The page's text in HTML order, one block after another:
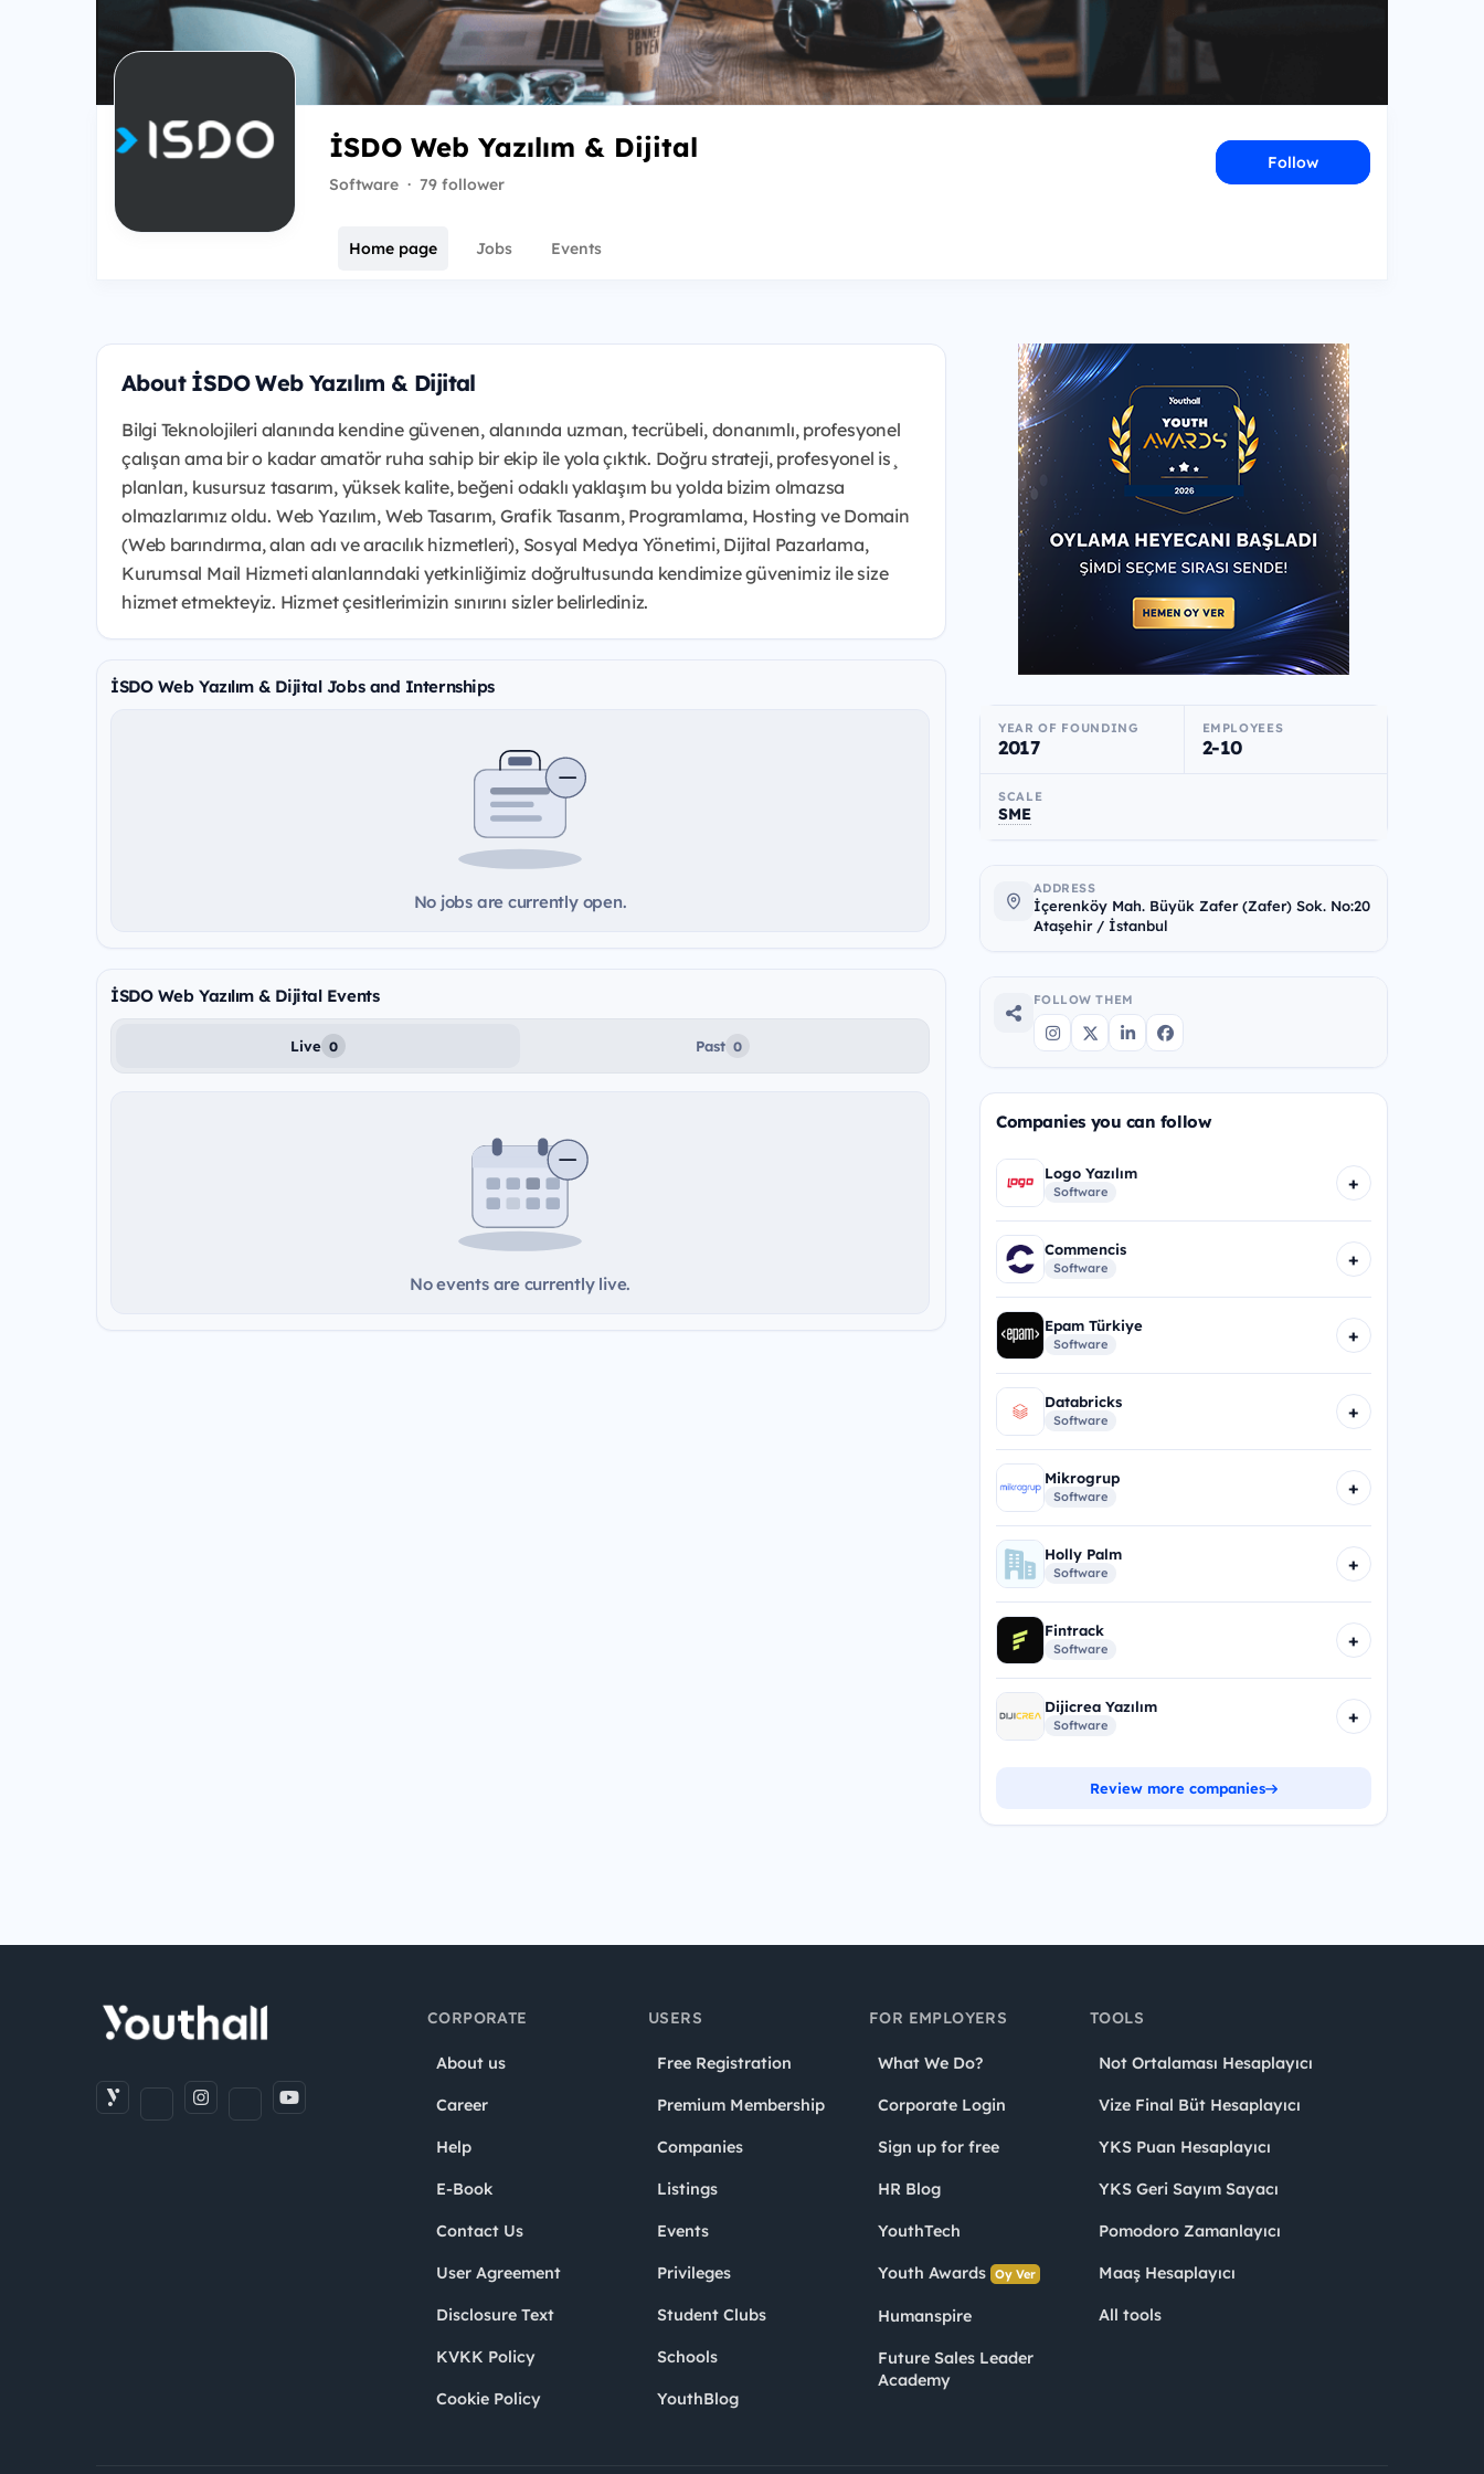
İSDO Web Yazılım & Dijital
Software · 79 follower
Follow
Home page Jobs Events
About İSDO Web Yazılım & Dijital
Bilgi Teknolojileri alanında kendine güvenen, alanında uzman, tecrübeli, donanımlı, profesyonel
çalışan ama bir o kadar amatör ruha sahip bir ekip ile yola çıktık. Doğru strateji, profesyonel is¸
planları, kusursuz tasarım, yüksek kalite, beğeni odaklı yaklaşım bu yolda bizim olmazsa
olmazlarımız oldu. Web Yazılım, Web Tasarım, Grafik Tasarım, Programlama, Hosting ve Domain
(Web barındırma, alan adı ve aracılık hizmetleri), Sosyal Medya Yönetimi, Dijital Pazarlama,
Kurumsal Mail Hizmeti alanlarındaki yetkinliğimiz doğrultusunda kendimize güvenimiz ile size
hizmet etmekteyiz. Hizmet çesitlerimizin sınırını sizler belirlediniz.
İSDO Web Yazılım & Dijital Jobs and Internships
No jobs are currently open.
İSDO Web Yazılım & Dijital Events
Live 0 Past 0
No events are currently live.
YEAR OF FOUNDING
2017
EMPLOYEES
2-10
SCALE
SME
ADDRESS
İçerenköy Mah. Büyük Zafer (Zafer) Sok. No:20
Ataşehir / İstanbul
FOLLOW THEM
Companies you can follow
Logo Yazılım
Software +
Commencis
Software +
Epam Türkiye
Software +
Databricks
Software +
Mikrogrup
Software +
Holly Palm
Software +
Fintrack
Software +
Dijicrea Yazılım
Software +
Review more companies
CORPORATE
About us
Career
Help
E-Book
Contact Us
User Agreement
Disclosure Text
KVKK Policy
Cookie Policy
USERS
Free Registration
Premium Membership
Companies
Listings
Events
Privileges
Student Clubs
Schools
YouthBlog
FOR EMPLOYERS
What We Do?
Corporate Login
Sign up for free
HR Blog
YouthTech
Youth Awards Oy Ver
Humanspire
Future Sales Leader
Academy
TOOLS
Not Ortalaması Hesaplayıcı
Vize Final Büt Hesaplayıcı
YKS Puan Hesaplayıcı
YKS Geri Sayım Sayacı
Pomodoro Zamanlayıcı
Maaş Hesaplayıcı
All tools